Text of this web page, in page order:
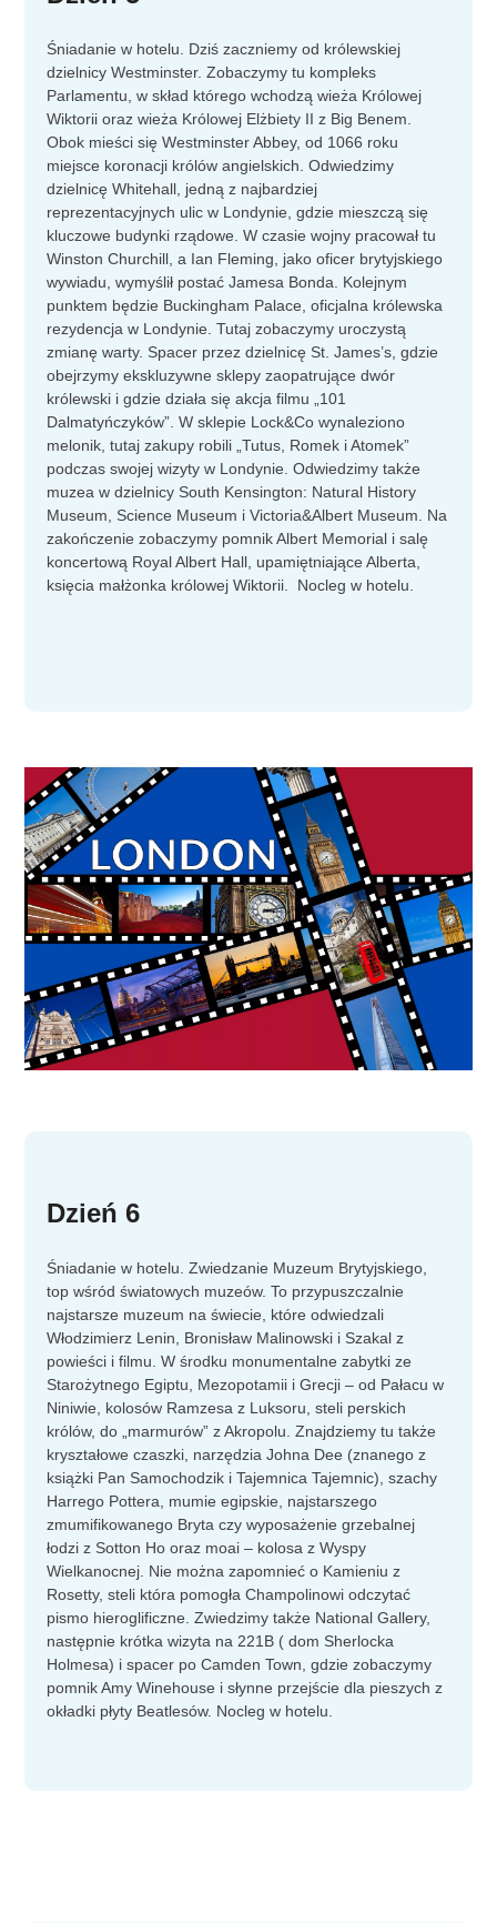
Śniadanie w hotelu. Dziś zaczniemy od królewskiej
dzielnicy Westminster. Zobaczymy tu kompleks
Parlamentu, w skład którego wchodzą wieża Królowej
Wiktorii oraz wieża Królowej Elżbiety II z Big Benem.
Obok mieści się Westminster Abbey, od 1066 roku
miejsce koronacji królów angielskich. Odwiedzimy
dzielnicę Whitehall, jedną z najbardziej
reprezentacyjnych ulic w Londynie, gdzie mieszczą się
kluczowe budynki rządowe. W czasie wojny pracował tu
Winston Churchill, a Ian Fleming, jako oficer brytyjskiego
wywiadu, wymyślił postać Jamesa Bonda. Kolejnym
punktem będzie Buckingham Palace, oficjalna królewska
rezydencja w Londynie. Tutaj zobaczymy uroczystą
zmianę warty. Spacer przez dzielnicę St. James’s, gdzie
obejrzymy ekskluzywne sklepy zaopatrujące dwór
królewski i gdzie działa się akcja filmu „101
Dalmatyńczyków”. W sklepie Lock&Co wynaleziono
melonik, tutaj zakupy robili „Tutus, Romek i Atomek”
podczas swojej wizyty w Londynie. Odwiedzimy także
muzea w dzielnicy South Kensington: Natural History
Museum, Science Museum i Victoria&Albert Museum. Na
zakończenie zobaczymy pomnik Albert Memorial i salę
koncertową Royal Albert Hall, upamiętniające Alberta,
księcia małżonka królowej Wiktorii. Nocleg w hotelu.
Dzień 6
Śniadanie w hotelu. Zwiedzanie Muzeum Brytyjskiego,
top wśród światowych muzeów. To przypuszczalnie
najstarsze muzeum na świecie, które odwiedzali
Włodzimierz Lenin, Bronisław Malinowski i Szakal z
powieści i filmu. W środku monumentalne zabytki ze
Starożytnego Egiptu, Mezopotamii i Grecji – od Pałacu w
Niniwie, kolosów Ramzesa z Luksoru, steli perskich
królów, do „marmurów” z Akropolu. Znajdziemy tu także
kryształowe czaszki, narzędzia Johna Dee (znanego z
książki Pan Samochodzik i Tajemnica Tajemnic), szachy
Harrego Pottera, mumie egipskie, najstarszego
zmumifikowanego Bryta czy wyposażenie grzebalnej
łodzi z Sotton Ho oraz moai – kolosa z Wyspy
Wielkanocnej. Nie można zapomnieć o Kamieniu z
Rosetty, steli która pomogła Champolinowi odczytać
pismo hieroglificzne. Zwiedzimy także National Gallery,
następnie krótka wizyta na 221B ( dom Sherlocka
Holmesa) i spacer po Camden Town, gdzie zobaczymy
pomnik Amy Winehouse i słynne przejście dla pieszych z
okładki płyty Beatlesów. Nocleg w hotelu.